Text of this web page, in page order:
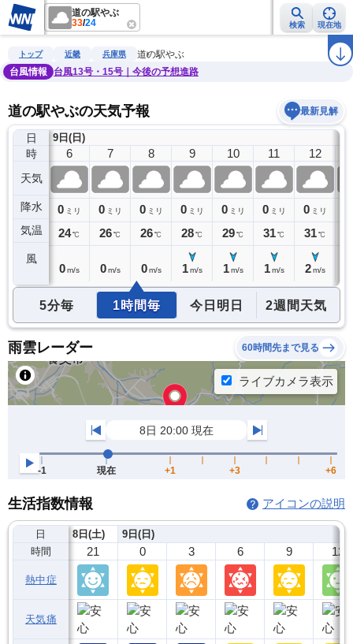
道の駅やぶ
33/24 検索 現在地
雨雲レーダー 台風情報 地震情報 ラ
トップ 近畿 兵庫県
道の駅やぶ
台風情報
台風13号・15号｜今後の予想進路
道の駅やぶの天気予報 最新見解
日
時
天気
降水
気温
風
9日(日)
5
0ミリ
24℃
6
0 ミリ
24℃
0 m/s
7
0 ミリ
26℃
0 m/s
8
0 ミリ
26℃
0 m/s
9
0 ミリ
28℃
1 m/s
10
0 ミリ
29℃
1 m/s
11
0 ミリ
31℃
1 m/s
12
0 ミリ
31℃
2 m/s
5分毎 1時間毎 今日明日 2週間天気
雨雲レーダー 60時間先まで見る
生活指数情報 アイコンの説明
日
時間
熱中症
天気痛
8日(土)
21
9日(日)
0 3 6 9 12